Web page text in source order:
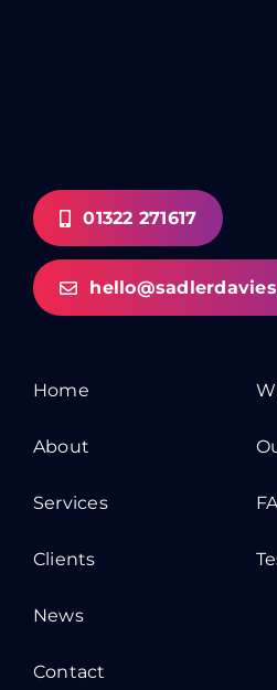
01322 271617
Home
About
Services
Clients
News
Contact